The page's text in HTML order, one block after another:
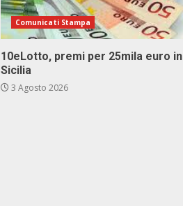
Comunicati Stampa
10eLotto, premi per 25mila euro in
Sicilia
3 Agosto 2026